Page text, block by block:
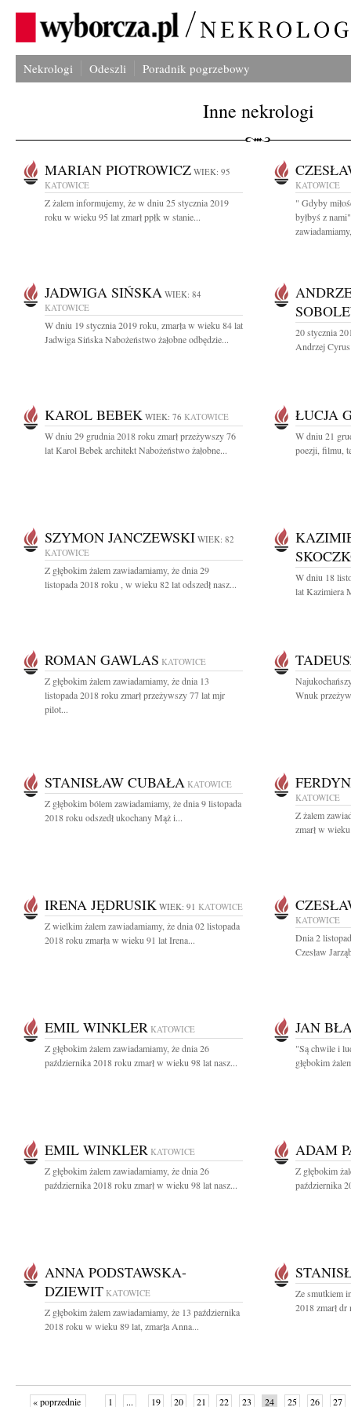
Nekrologi Odeszli Poradnik pogrzebowy
Inne nekrologi
MARIAN PIOTROWICZ WIEK: 95
KATOWICE
Z żalem informujemy, że w dniu 25 stycznia 2019
roku w wieku 95 lat zmarł ppłk w stanie...
KATOWICE
" Gdyby
byłbyś z
JADWIGA SIŃSKA WIEK: 84
KATOWICE
W dniu 19 stycznia 2019 roku, zmarła w wieku 84 lat
Jadwiga Sińska Nabożeństwo żałobne odbędzie...
20 stycznia
Andrzej
KAROL BEBEK WIEK: 76 KATOWICE
W dniu 29 grudnia 2018 roku zmarł przeżywszy 76
lat Karol Bebek architekt Nabożeństwo żałobne...
ŁUCJA
W dniu 21
poezji, filmu,
SZYMON JANCZEWSKI WIEK: 82
KATOWICE
Z głębokim żalem zawiadamiamy, że dnia 29
listopada 2018 roku , w wieku 82 lat odszedł nasz...
W dniu 18
lat Kazimiera
ROMAN GAWLAS KATOWICE
Z głębokim żalem zawiadamiamy, że dnia 13
listopada 2018 roku zmarł przeżywszy 77 lat mjr
pilot...
Wnuk
STANISŁAW CUBAŁA KATOWICE
Z głębokim bólem zawiadamiamy, że dnia 9 listopada
2018 roku odszedł ukochany Mąż i...
KATOWICE
Z żalem
zmarł w
IRENA JĘDRUSIK WIEK: 91 KATOWICE
Z wielkim żalem zawiadamiamy, że dnia 02 listopada
2018 roku zmarła w wieku 91 lat Irena...
KATOWICE
Dnia 2
Czesław
EMIL WINKLER KATOWICE
Z głębokim żalem zawiadamiamy, że dnia 26
października 2018 roku zmarł w wieku 98 lat nasz...
JAN
"Są chwile i
głębokim
EMIL WINKLER KATOWICE
Z głębokim żalem zawiadamiamy, że dnia 26
października 2018 roku zmarł w wieku 98 lat nasz...
ADAM
Z głębokim
października
ANNA PODSTAWSKA-
DZIEWIT KATOWICE
Z głębokim żalem zawiadamiamy, że 13 października
2018 roku w wieku 89 lat, zmarła Anna...
Ze smutkiem
2018 zmarł
« poprzednie 1 ... 19 20 21 22 23 24 25 26 27